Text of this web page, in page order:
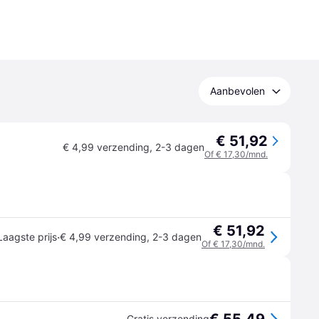
Aanbevolen
€ 4,99 verzending, 2-3 dagen € 51,92
Of € 17,30/mnd.
prijs·€ 4,99 verzending, 2-3 dagen € 51,92
Of € 17,30/mnd.